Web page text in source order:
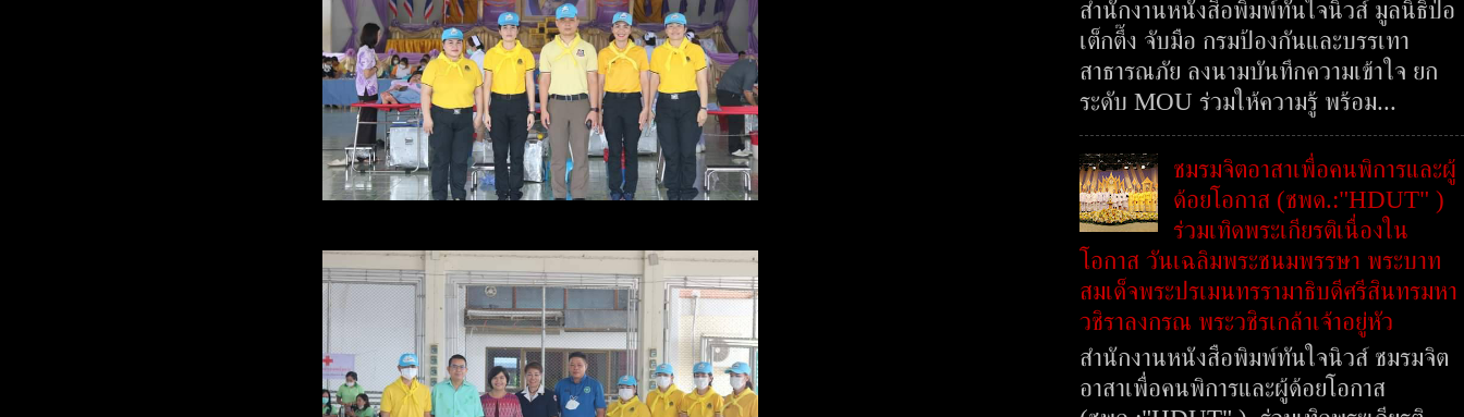
สำนักงานหนังสือพิมพ์ทันใจนิวส์ มูลนิธิป่อ
เต็กตึ๊ง จับมือ กรมป้องกันและบรรเทา
สาธารณภัย ลงนามบันทึกความเข้าใจ ยก
ระดับ MOU ร่วมให้ความรู้ พร้อม...
ชมรมจิตอาสาเพื่อคนพิการและผู้
ด้อยโอกาส (ชพด.:"HDUT" )
ร่วมเทิดพระเกียรติเนื่องใน
โอกาส วันเฉลิมพระชนมพรรษา พระบาท
สมเด็จพระปรเมนทรรามาธิบดีศรีสินทรมหา
วชิราลงกรณ พระวชิรเกล้าเจ้าอยู่หัว
สำนักงานหนังสือพิมพ์ทันใจนิวส์ ชมรมจิต
อาสาเพื่อคนพิการและผู้ด้อยโอกาส